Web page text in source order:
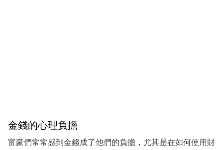
金錢的心理負擔
富豪們常常感到金錢成了他們的負擔，尤其是在如何使用財